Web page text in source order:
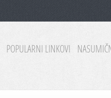
POPULARNI LINKOVI